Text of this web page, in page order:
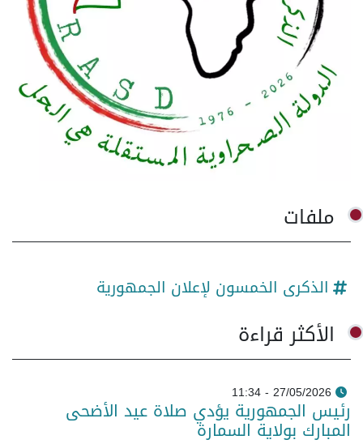
ملفات
الذكرى الخمسون لإعلان الجمهورية
الأكثر قراءة
27/05/2026 - 11:34
رئيس الجمهورية يؤدي صلاة عيد الأضحى
المبارك بولاية السمارة